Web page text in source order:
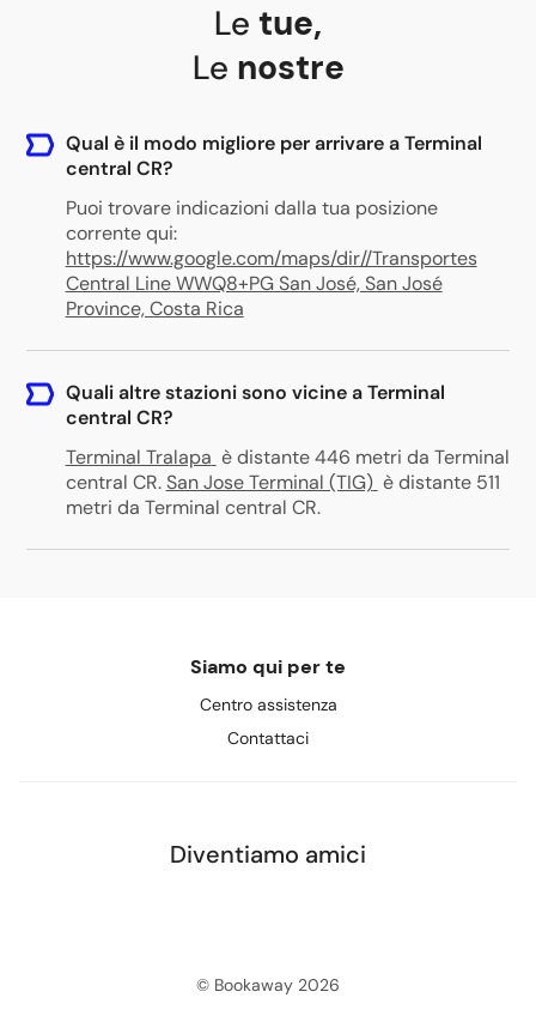
Le tue,
Le nostre
Qual è il modo migliore per arrivare a Terminal
central CR?
Puoi trovare indicazioni dalla tua posizione
corrente qui:
https://www.google.com/maps/dir//Transportes
Central Line WWQ8+PG San José, San José
Province, Costa Rica
Quali altre stazioni sono vicine a Terminal
central CR?
Terminal Tralapa è distante 446 metri da Terminal
central CR.San Jose Terminal (TIG) è distante 511
metri da Terminal central CR.
Siamo qui per te
Centro assistenza
Contattaci
Diventiamo amici
© Bookaway 2026